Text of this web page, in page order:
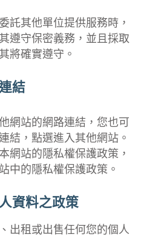
託其他單位提供服務時，
遵守保密義務，並且採取
將確實遵守。
結
網站的網路連結，您也可
結，點選進入其他網站。
網站的隱私權保護政策，
中的隱私權保護政策。
資料之政策
出租或出售任何您的個人